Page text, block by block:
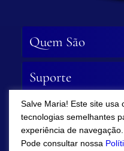
Quem São
Suporte
Siga-nos
Salve Maria! Este site usa
tecnologias semelhantes
experiência de navegação.
Pode consultar nossa